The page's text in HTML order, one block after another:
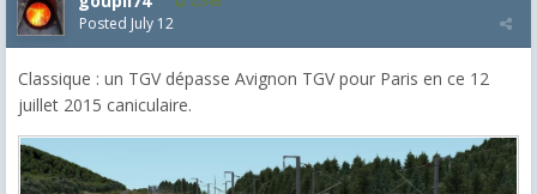
Posted July 12
Classique : un TGV dépasse Avignon TGV pour Paris en ce 12
juillet 2015 caniculaire.